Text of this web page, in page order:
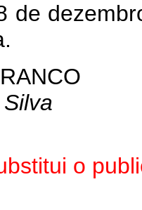
dezembro
o